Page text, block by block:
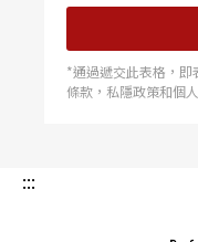
知情者相聚一堂，
對張吉米來說，這
眾，同時，觀眾的
*通過遞交此表格，即
條款，私隱政策和個
:::